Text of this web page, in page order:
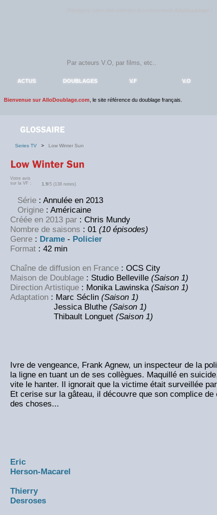
ACTUS DOUBLAGES V.F V.O
Bienvenue sur AlloDoublage.com , le site référence du doublage français.
Series TV > Low Winter Sun
Votre avis
sur la VF :
1.9/5 (138 notes)
Série : Annulée en 2013
Origine : Américaine
Créée en 2013 par : Chris Mundy
Nombre de saisons : 01 (10 épisodes)
Genre : Drame - Policier
Format : 42 min
Chaîne de diffusion en France : OCS City
Maison de Doublage : Studio Belleville (Saison 1)
Direction Artistique : Monika Lawinska (Saison 1)
Adaptation : Marc Séclin (Saison 1)
Jessica Bluthe (Saison 1)
Thibault Longuet (Saison 1)
Ivre de vengeance, Frank Agnew, un inspecteur de la
la ligne en tuant un de ses collègues. Maquillé en
vite le hanter. Il ignorait que la victime était surveillée
Et cerise sur la gâteau, il découvre que son complice
des choses...
Eric
Herson-Macarel
Thierry
Desroses